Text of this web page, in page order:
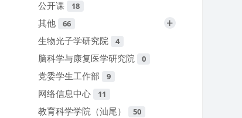
公开课 18
其他 66 +
生物光子学研究院 4
脑科学与康复医学研究院 0
党委学生工作部 9
网络信息中心 11
教育科学学院（汕尾） 50